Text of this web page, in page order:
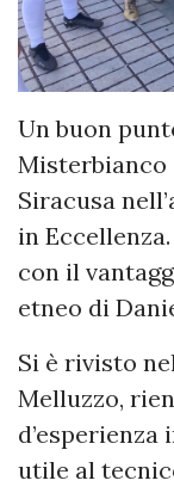
Un buon
Misterbianco
Siracusa
in
con il
etneo di
Si è rivisto
Melluzzo,
utile al